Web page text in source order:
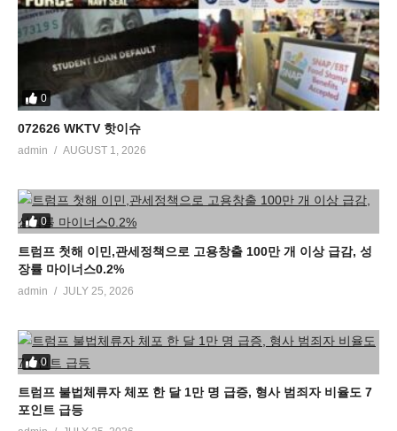
0
072626 WKTV 핫이슈
admin AUGUST 1, 2026
0
트럼프 첫해 이민,관세정책으로 고용창출 100만 개 이상 급감, 성
장률 마이너스0.2%
admin JULY 25, 2026
0
트럼프 불법체류자 체포 한 달 1만 명 급증, 형사 범죄자 비율도 7
포인트 급등